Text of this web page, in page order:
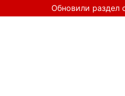
Обновили раздел